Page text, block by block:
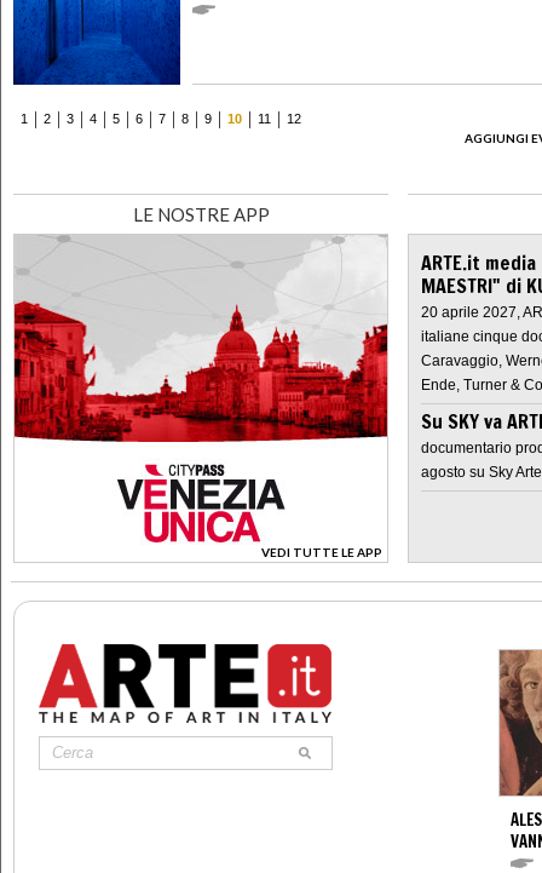
1 2 3 4 5 6 7 8 9 10 11
12
AGGIUNGI
LE NOSTRE APP
VEDI TUTTE LE APP
>
ARTE.it
MAESTRI" di
20 aprile 2027,
italiane cinque
Caravaggio,
Ende, Turner &
Su SKY va
documentario
agosto su Sky Arte